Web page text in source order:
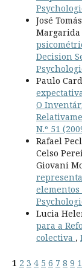
José
Decision
Paulo
O
N.º 51
Rafael
Celso
Giovani
Lucia
para a
colectiva ,
1 2 3 4 5 6 7 8 9